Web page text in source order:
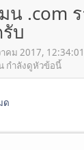
น .com
บ
คม 2017, 12:34:01
กำลังดูหัวข้อนี้
ด